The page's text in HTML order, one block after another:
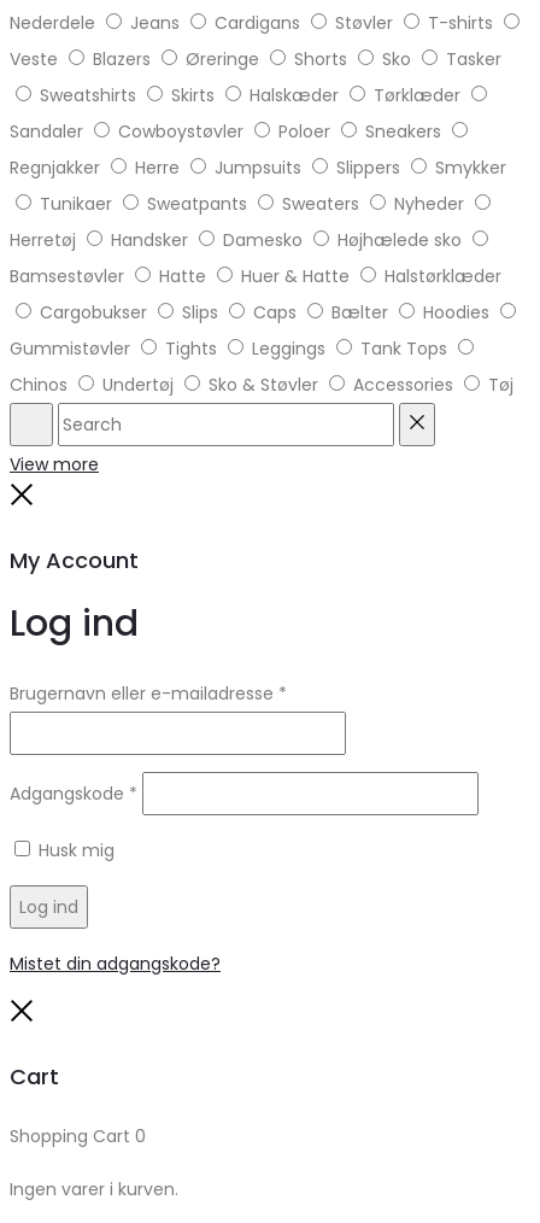
Nederdele
Jeans Cardigans Støvler
T-shirts
Veste
Blazers Øreringe Shorts Sko
Tasker
Sweatshirts
Skirts Halskæder
Tørklæder
Sandaler
Cowboystøvler Poloer
Sneakers
Regnjakker
Herre Jumpsuits Slippers
Smykker
Tunikaer
Sweatpants Sweaters
Nyheder
Herretøj
Handsker Damesko
Højhælede sko
Bamsestøvler
Hatte Huer & Hatte
Halstørklæder
Cargobukser
Slips Caps Bælter
Hoodies
Gummistøvler
Tights Leggings
Tank Tops
Chinos
Undertøj Sko & Støvler Accessories Tøj
Search
View more
My Account
Log ind
Brugernavn eller e-mailadresse *
Adgangskode *
Husk mig
Log ind
Mistet din adgangskode?
Cart
Shopping Cart 0
Ingen varer i kurven.